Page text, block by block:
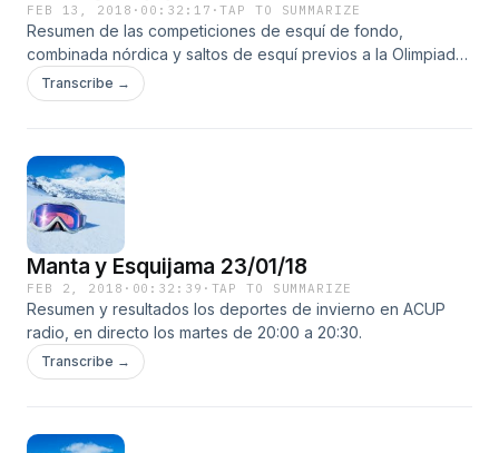
FEB 13, 2018 · 00:32:17 ·TAP TO SUMMARIZE
Resumen de las competiciones de esquí de fondo,
combinada nórdica y saltos de esquí previos a la Olimpiada
de PyeongChang, en directo en ACUP radio los jueves de
20:00 a 20:30.
Transcribe →
Manta y Esquijama 23/01/18
FEB 2, 2018 · 00:32:39 · TAP TO SUMMARIZE
Resumen y resultados los deportes de invierno en ACUP
radio, en directo los martes de 20:00 a 20:30.
Transcribe →